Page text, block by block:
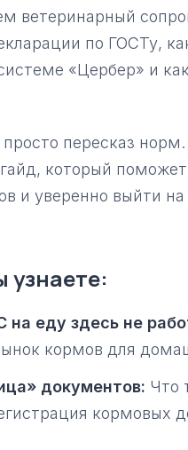
ветеринарный
по ГОСТу,
«Цербер» и
пересказ
который
и уверенно выйти
узнаете:
на еду здесь не
кормов для
документов: Что
кормовых